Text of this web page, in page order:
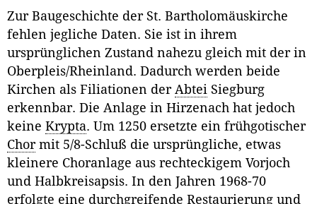
Zur Baugeschichte der St. Bartholomäuskirche
fehlen jegliche Daten. Sie ist in ihrem
ursprünglichen Zustand nahezu gleich mit der in
Oberpleis/Rheinland. Dadurch werden beide
Kirchen als Filiationen der Abtei Siegburg
erkennbar. Die Anlage in Hirzenach hat jedoch
keine Krypta. Um 1250 ersetzte ein frühgotischer
Chormit 5/8-Schluß die ursprüngliche, etwas
kleinere Choranlage aus rechteckigem Vorjoch
und Halbkreisapsis. In den Jahren 1968-70
erfolgte eine durchgreifende Restaurierung und